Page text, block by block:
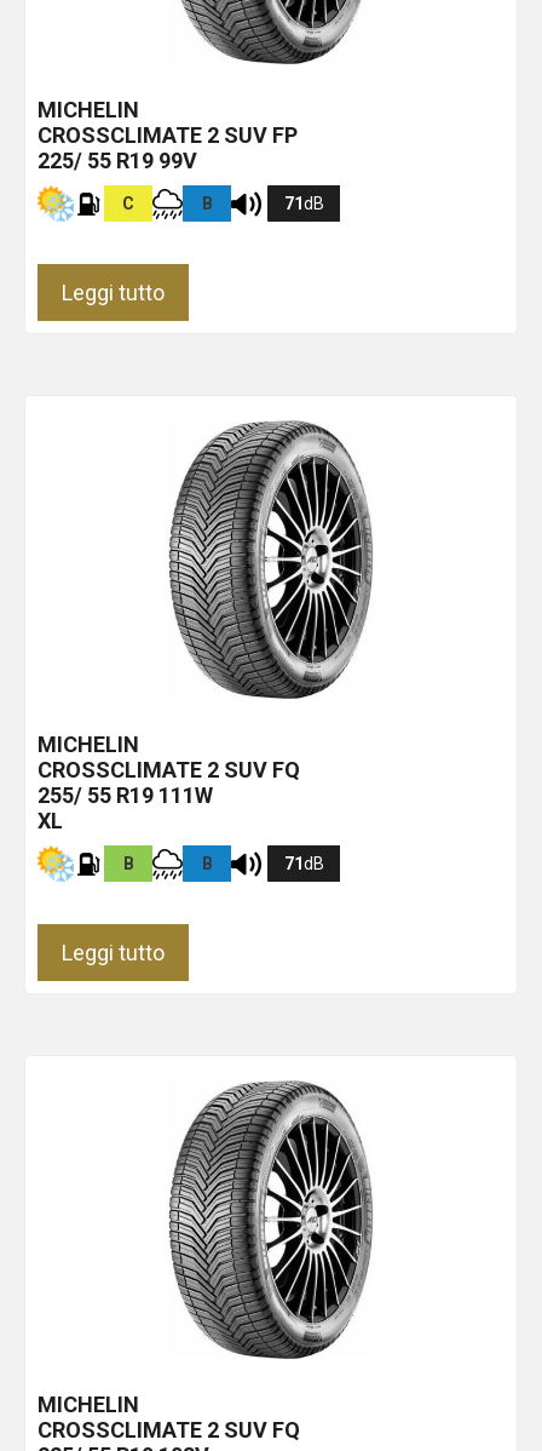
MICHELIN
CROSSCLIMATE 2 SUV FP
225/ 55 R19 99V
C B 71dB
Leggi tutto
MICHELIN
CROSSCLIMATE 2 SUV FQ
255/ 55 R19 111W
XL
B B 71dB
Leggi tutto
MICHELIN
CROSSCLIMATE 2 SUV FQ